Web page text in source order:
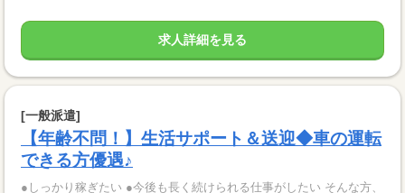
求人詳細を見る
[一般派遣]
【年齢不問！】生活サポート＆送迎◆車の運転
できる方優遇♪
●しっかり稼ぎたい ●今後も長く続けられる仕事がしたい そんな方、